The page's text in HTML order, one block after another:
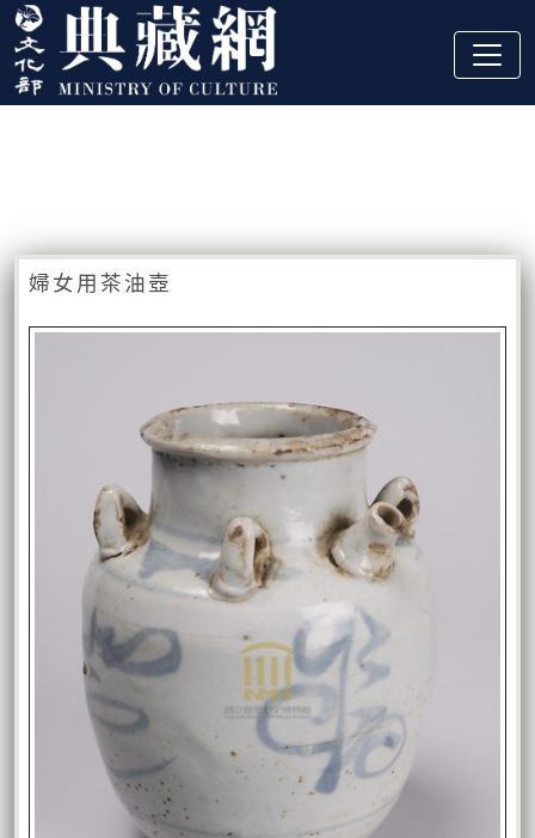
跳到主要內容
:::
婦女用茶油壺